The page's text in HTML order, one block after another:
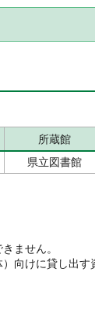
所蔵館
県立図書館
ません。
向けに貸し出す